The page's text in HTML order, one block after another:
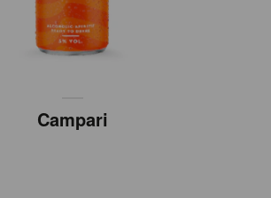
Campari